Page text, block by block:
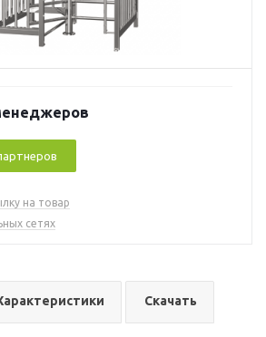
на товар
сетях
Скачать